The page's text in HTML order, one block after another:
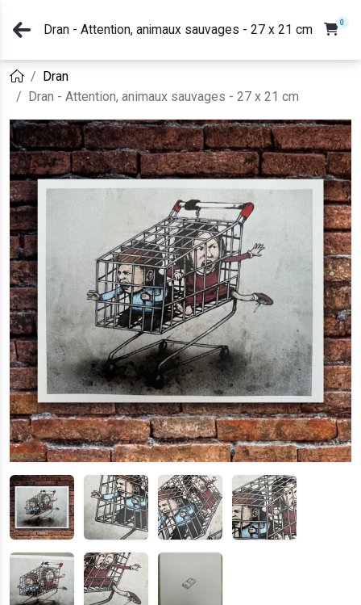
Dran - Attention, animaux sauvages - 27 x 21 cm
0
Dran
Dran - Attention, animaux sauvages - 27 x 21 cm